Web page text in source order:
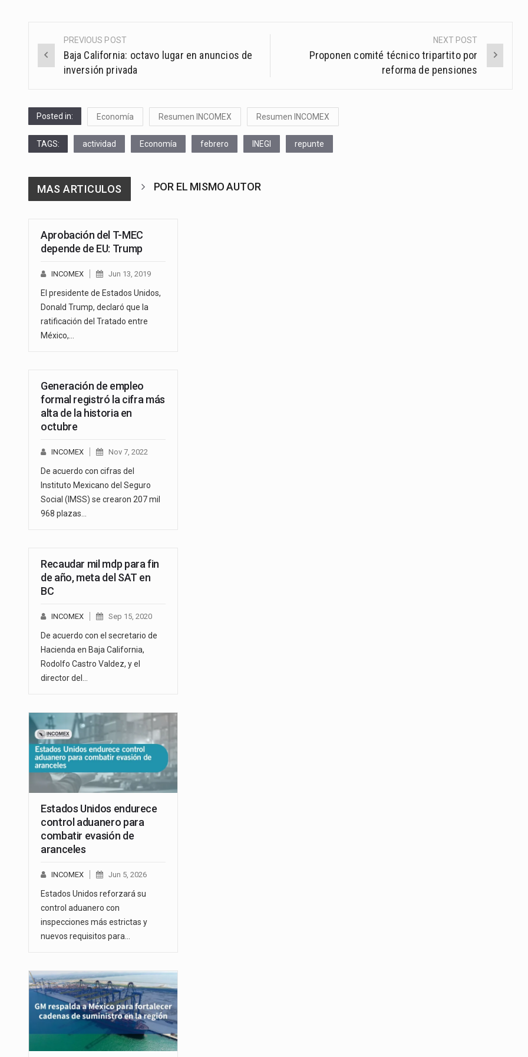
Post
navigation
PREVIOUS POST
Baja California: octavo lugar en anuncios de
inversión privada
NEXT POST
Proponen comité técnico tripartito por
reforma de pensiones
Posted in: Economía Resumen INCOMEX Resumen INCOMEX
TAGS: actividad Economía febrero INEGI repunte
MAS ARTICULOS POR EL MISMO AUTOR
Aprobación del T-MEC
depende de EU: Trump
INCOMEX Jun 13, 2019
El presidente de Estados Unidos,
Donald Trump, declaró que la
ratificación del Tratado entre
México,…
Generación de empleo
formal registró la cifra más
alta de la historia en
octubre
INCOMEX Nov 7, 2022
De acuerdo con cifras del
Instituto Mexicano del Seguro
Social (IMSS) se crearon 207 mil
968 plazas…
Recaudar mil mdp para fin
de año, meta del SAT en
BC
INCOMEX Sep 15, 2020
De acuerdo con el secretario de
Hacienda en Baja California,
Rodolfo Castro Valdez, y el
director del…
Estados Unidos endurece
control aduanero para
combatir evasión de
aranceles
INCOMEX Jun 5, 2026
Estados Unidos reforzará su
control aduanero con
inspecciones más estrictas y
nuevos requisitos para…